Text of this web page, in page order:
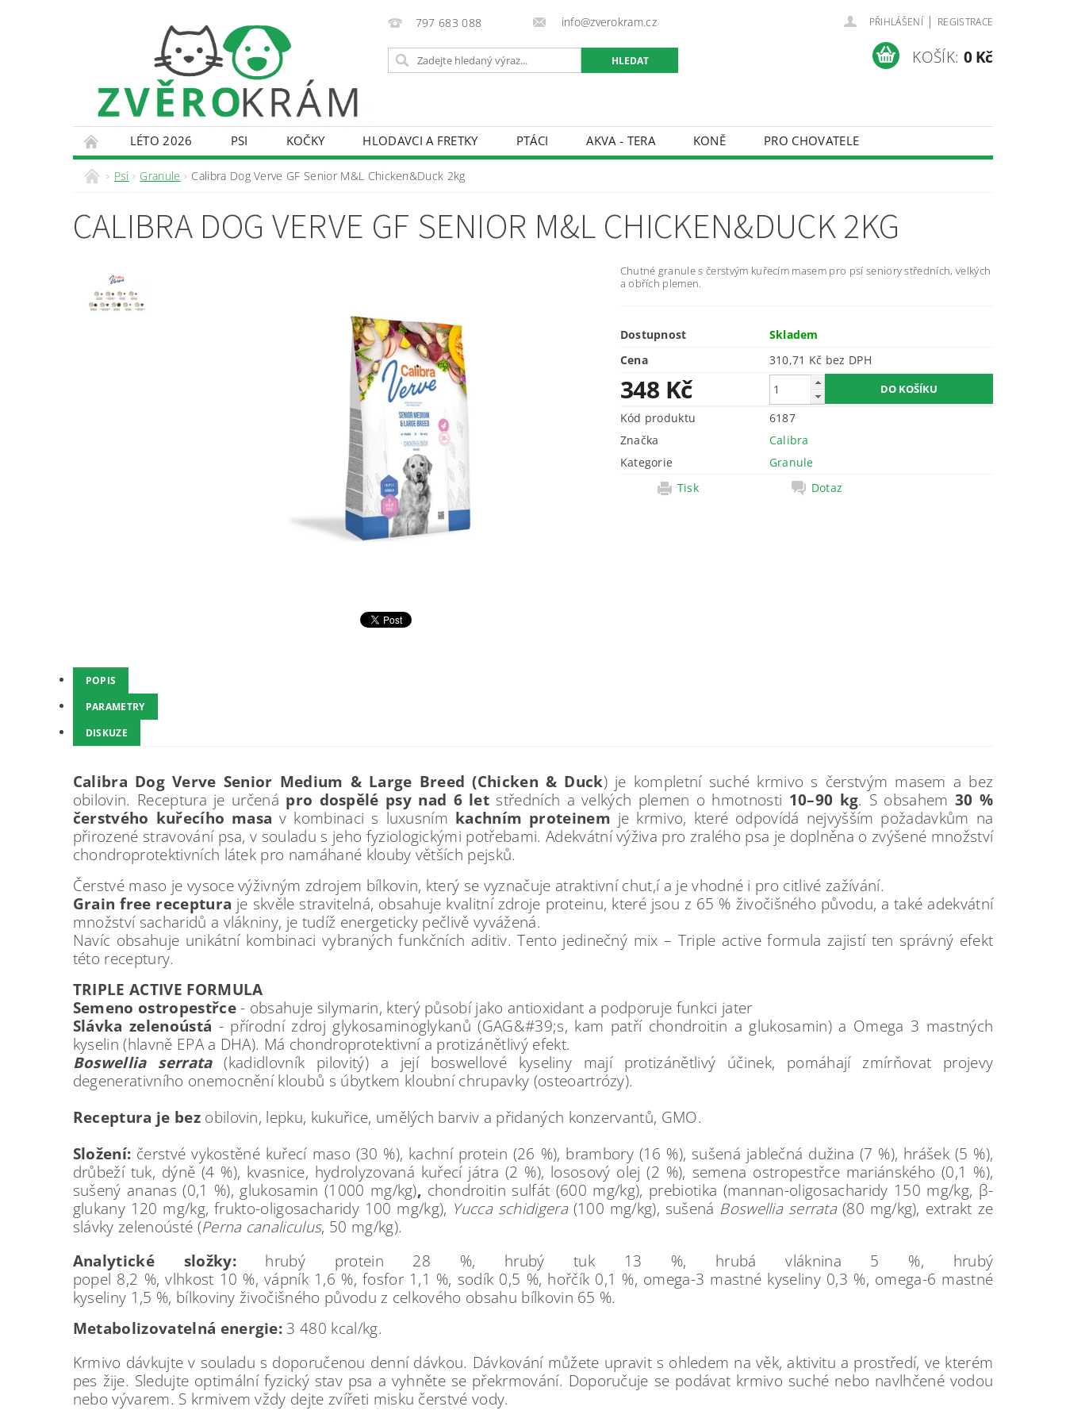
797 683 088 info@zverokram.cz PŘIHLÁŠENÍ | REGISTRACE
KOŠÍK: 0 Kč
LÉTO 2026 PSI KOČKY HLODAVCI A FRETKY PTÁCI AKVA - TERA KONĚ
PRO CHOVATELE
KONTAKTY
DOPRAVA A PLATBA OBCHODNÍ PODMÍNKY
Psi Granule Calibra Dog Verve GF Senior M&L Chicken&Duck 2kg
CALIBRA DOG VERVE GF SENIOR M&L CHICKEN&DUCK 2KG
Chutné granule s čerstvým kuřecím masem pro psí seniory středních, velkých
a obřích plemen.
Dostupnost
Skladem
Cena
310,71 Kč bez DPH
348 Kč
Kód produktu
6187
Značka
Calibra
Kategorie
Granule
Tisk
Dotaz
POPIS
PARAMETRY
DISKUZE
Calibra Dog Verve Senior Medium & Large Breed (Chicken & Duck) je kompletní suché krmivo s čerstvým masem a bez
obilovin. Receptura je určená pro dospělé psy nad 6 let středních a velkých plemen o hmotnosti 10–90 kg. S obsahem 30 %
čerstvého kuřecího masa v kombinaci s luxusním kachním proteinem je krmivo, které odpovídá nejvyšším požadavkům na
přirozené stravování psa, v souladu s jeho fyziologickými potřebami. Adekvátní výživa pro zralého psa je doplněna o zvýšené množství
chondroprotektivních látek pro namáhané klouby větších pejsků.
Čerstvé maso je vysoce výživným zdrojem bílkovin, který se vyznačuje atraktivní chut,í a je vhodné i pro citlivé zažívání.
Grain free receptura je skvěle stravitelná, obsahuje kvalitní zdroje proteinu, které jsou z 65 % živočišného původu, a také adekvátní
množství sacharidů a vlákniny, je tudíž energeticky pečlivě vyvážená.
Navíc obsahuje unikátní kombinaci vybraných funkčních aditiv. Tento jedinečný mix – Triple active formula zajistí ten správný efekt
této receptury.
TRIPLE ACTIVE FORMULA
Semeno ostropestřce- obsahuje silymarin, který působí jako antioxidant a podporuje funkci jater
Slávka zelenoústá - přírodní zdroj glykosaminoglykanů (GAG&#39;s, kam patří chondroitin a glukosamin) a Omega 3 mastných
kyselin (hlavně EPA a DHA). Má chondroprotektivní a protizánětlivý efekt.
Boswellia serrata(kadidlovník pilovitý) a její boswellové kyseliny mají protizánětlivý účinek, pomáhají zmírňovat projevy
degenerativního onemocnění kloubů s úbytkem kloubní chrupavky (osteoartrózy).
Receptura je bez obilovin, lepku, kukuřice, umělých barviv a přidaných konzervantů, GMO.
Složení: čerstvé vykostěné kuřecí maso (30 %), kachní protein (26 %), brambory (16 %), sušená jablečná dužina (7 %), hrášek (5 %),
drůbeží tuk, dýně (4 %), kvasnice, hydrolyzovaná kuřecí játra (2 %), lososový olej (2 %), semena ostropestřce mariánského (0,1 %),
sušený ananas (0,1 %), glukosamin (1000 mg/kg), chondroitin sulfát (600 mg/kg), prebiotika (mannan-oligosacharidy 150 mg/kg, β-
glukany 120 mg/kg, frukto-oligosacharidy 100 mg/kg), Yucca schidigera(100 mg/kg), sušená Boswellia serrata(80 mg/kg), extrakt ze
slávky zelenoústé (Perna canaliculus, 50 mg/kg).
Analytické složky: hrubý protein 28 %, hrubý tuk 13 %, hrubá vláknina 5 %, hrubý
popel 8,2 %, vlhkost 10 %, vápník 1,6 %, fosfor 1,1 %, sodík 0,5 %, hořčík 0,1 %, omega-3 mastné kyseliny 0,3 %, omega-6 mastné
kyseliny 1,5 %, bílkoviny živočišného původu z celkového obsahu bílkovin 65 %.
Metabolizovatelná energie: 3 480 kcal/kg.
Krmivo dávkujte v souladu s doporučenou denní dávkou. Dávkování můžete upravit s ohledem na věk, aktivitu a prostředí, ve kterém
pes žije. Sledujte optimální fyzický stav psa a vyhněte se překrmování. Doporučuje se podávat krmivo suché nebo navlhčené vodou
nebo vývarem. S krmivem vždy dejte zvířeti misku čerstvé vody.